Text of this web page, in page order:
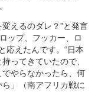
えるのダレ？”と発言
ップ、フッカー、ロ
応えたんです。“日本
ってきていたので、
やらなかったら、何
」（南アフリカ戦に